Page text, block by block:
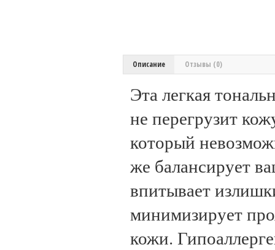
Описание Отзывы (0)
Эта легкая
не перегрузит
который
же балансирует
впитывает
минимизирует
кожи.